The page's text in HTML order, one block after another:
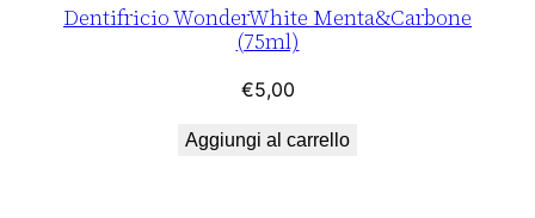
Dentifricio WonderWhite Menta&Carbone
(75ml)
€5,00
Aggiungi al carrello